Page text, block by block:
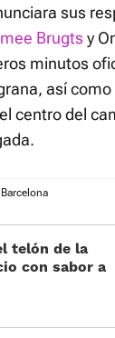
sus
Brugtsy
minutos
así
centro del
telón de la
con sabor a